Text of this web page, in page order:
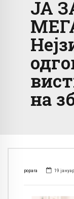
ЈА
на
popara 19